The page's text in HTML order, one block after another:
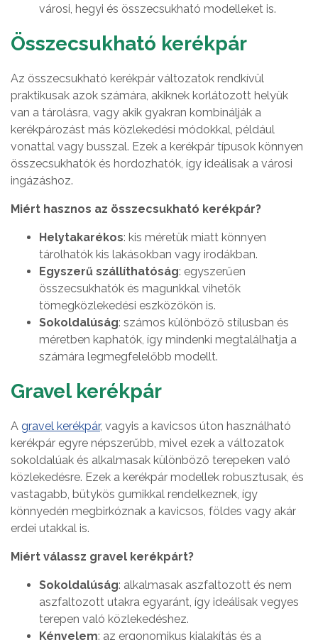
városi, hegyi és összecsukható modelleket is.
Összecsukható kerékpár
Az összecsukható kerékpár változatok rendkívül
praktikusak azok számára, akiknek korlátozott helyük
van a tárolásra, vagy akik gyakran kombinálják a
kerékpározást más közlekedési módokkal, például
vonattal vagy busszal. Ezek a kerékpár típusok könnyen
összecsukhatók és hordozhatók, így ideálisak a városi
ingázáshoz.
Miért hasznos az összecsukható kerékpár?
Helytakarékos: kis méretük miatt könnyen
tárolhatók kis lakásokban vagy irodákban.
Egyszerű szállíthatóság: egyszerűen
összecsukhatók és magunkkal vihetők
tömegközlekedési eszközökön is.
Sokoldalúság: számos különböző stílusban és
méretben kaphatók, így mindenki megtalálhatja a
számára legmegfelelőbb modellt.
Gravel kerékpár
A gravel kerékpár, vagyis a kavicsos úton használható
kerékpár egyre népszerűbb, mivel ezek a változatok
sokoldalúak és alkalmasak különböző terepeken való
közlekedésre. Ezek a kerékpár modellek robusztusak, és
vastagabb, bütykös gumikkal rendelkeznek, így
könnyedén megbirkóznak a kavicsos, földes vagy akár
erdei utakkal is.
Miért válassz gravel kerékpárt?
Sokoldalúság: alkalmasak aszfaltozott és nem
aszfaltozott utakra egyaránt, így ideálisak vegyes
terepen való közlekedéshez.
Kényelem: az ergonomikus kialakítás és a